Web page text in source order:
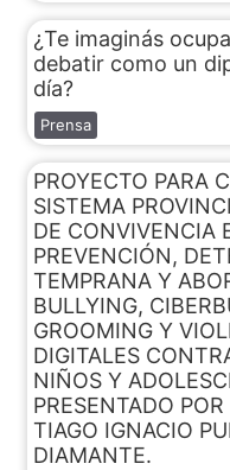
¿Te imaginás
debatir como un
día?
Prensa
PROYECTO PARA
SISTEMA
DE CONVIVENCIA
PREVENCIÓN,
TEMPRANA Y
BULLYING,
GROOMING Y
DIGITALES
NIÑOS Y
PRESENTADO
TIAGO IGNACIO
DIAMANTE.